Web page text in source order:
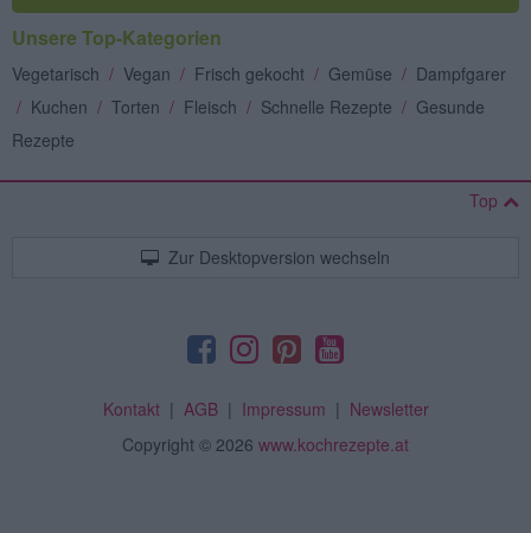
Unsere Top-Kategorien
Vegetarisch / Vegan / Frisch gekocht / Gemüse / Dampfgarer
/ Kuchen / Torten / Fleisch / Schnelle Rezepte / Gesunde
Rezepte
Top
Zur Desktopversion wechseln
Kontakt| AGB| Impressum | Newsletter
Copyright © 2026 www.kochrezepte.at